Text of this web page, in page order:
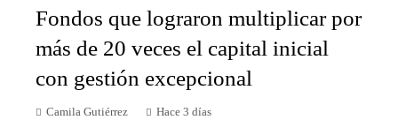
Fondos que lograron multiplicar por
más de 20 veces el capital inicial
con gestión excepcional
Camila Gutiérrez Hace 3 días